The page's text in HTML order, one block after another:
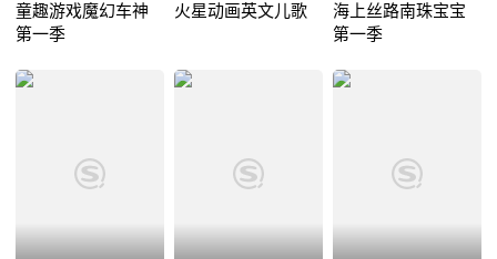
童趣游戏魔幻车神
第一季
火星动画英文儿歌
海上丝路南珠宝宝
第一季